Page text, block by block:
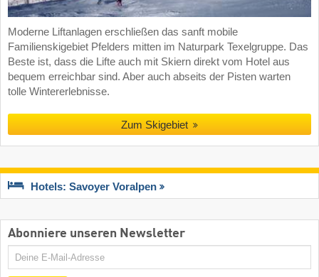
Moderne Liftanlagen erschließen das sanft mobile
Familienskigebiet Pfelders mitten im Naturpark Texelgruppe. Das
Beste ist, dass die Lifte auch mit Skiern direkt vom Hotel aus
bequem erreichbar sind. Aber auch abseits der Pisten warten
tolle Wintererlebnisse.
Zum Skigebiet
Hotels: Savoyer Voralpen
Abonniere unseren Newsletter
E-